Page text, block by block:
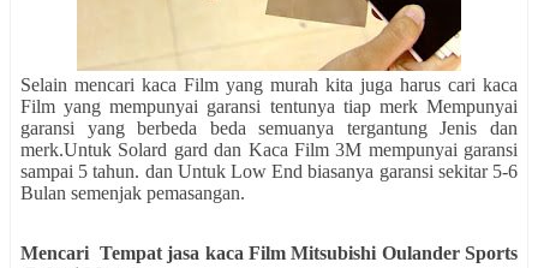
Selain mencari kaca Film yang murah kita juga harus cari kaca
Film yang mempunyai garansi tentunya tiap merk Mempunyai
garansi yang berbeda beda semuanya tergantung Jenis dan
merk.Untuk Solard gard dan Kaca Film 3M mempunyai garansi
sampai 5 tahun. dan Untuk Low End biasanya garansi sekitar 5-6
Bulan semenjak pemasangan.
Mencari Tempatjasa kaca Film Mitsubishi Oulander Sports